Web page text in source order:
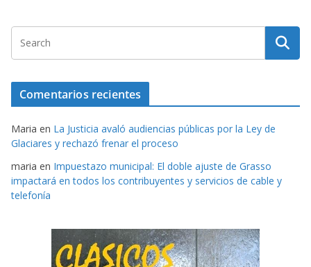
Comentarios recientes
Maria en La Justicia avaló audiencias públicas por la Ley de
Glaciares y rechazó frenar el proceso
maria en Impuestazo municipal: El doble ajuste de Grasso
impactará en todos los contribuyentes y servicios de cable y
telefonía